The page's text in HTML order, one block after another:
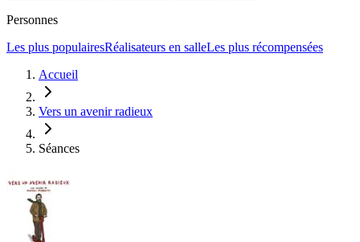
Personnes
Les plus populairesRéalisateurs en salleLes plus récompensées
Accueil
Vers un avenir radieux
Séances